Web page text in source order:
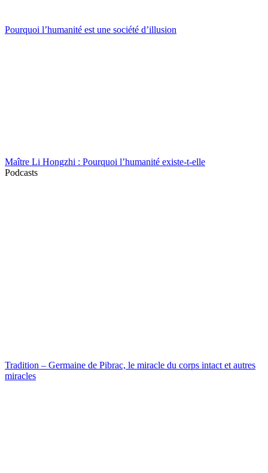
Pourquoi l’humanité est une société d’illusion
Maître Li Hongzhi : Pourquoi l’humanité existe-t-elle
Podcasts
Tradition – Germaine de Pibrac, le miracle du corps intact et autres
miracles